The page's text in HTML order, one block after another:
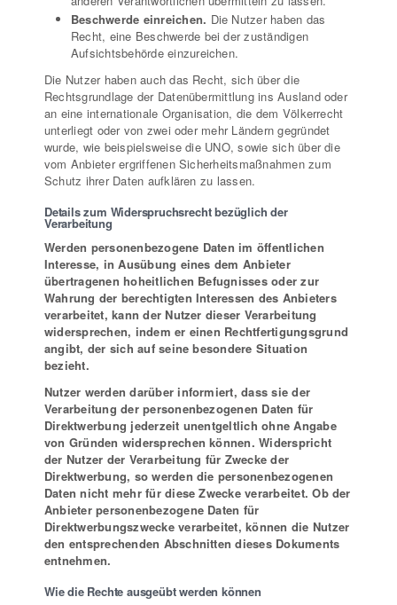
Beschwerde einreichen. Die Nutzer haben das
Recht, eine Beschwerde bei der zuständigen
Aufsichtsbehörde einzureichen.
Die Nutzer haben auch das Recht, sich über die
Rechtsgrundlage der Datenübermittlung ins Ausland oder
an eine internationale Organisation, die dem Völkerrecht
unterliegt oder von zwei oder mehr Ländern gegründet
wurde, wie beispielsweise die UNO, sowie sich über die
vom Anbieter ergriffenen Sicherheitsmaßnahmen zum
Schutz ihrer Daten aufklären zu lassen.
Details zum Widerspruchsrecht bezüglich der
Verarbeitung
Werden personenbezogene Daten im öffentlichen
Interesse, in Ausübung eines dem Anbieter
übertragenen hoheitlichen Befugnisses oder zur
Wahrung der berechtigten Interessen des Anbieters
verarbeitet, kann der Nutzer dieser Verarbeitung
widersprechen, indem er einen Rechtfertigungsgrund
angibt, der sich auf seine besondere Situation
bezieht.
Nutzer werden darüber informiert, dass sie der
Verarbeitung der personenbezogenen Daten für
Direktwerbung jederzeit unentgeltlich ohne Angabe
von Gründen widersprechen können. Widerspricht
der Nutzer der Verarbeitung für Zwecke der
Direktwerbung, so werden die personenbezogenen
Daten nicht mehr für diese Zwecke verarbeitet. Ob der
Anbieter personenbezogene Daten für
Direktwerbungszwecke verarbeitet, können die Nutzer
den entsprechenden Abschnitten dieses Dokuments
entnehmen.
Wie die Rechte ausgeübt werden können